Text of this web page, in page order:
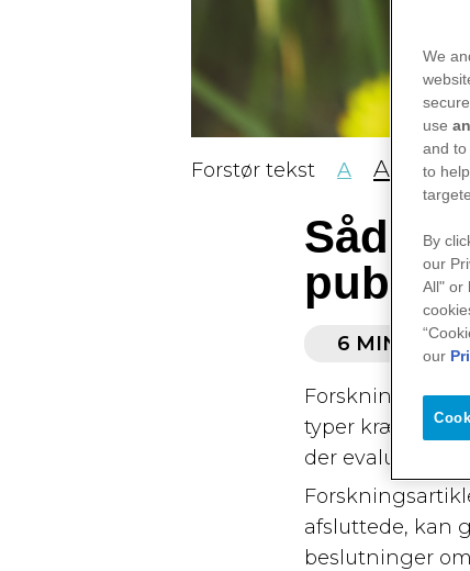
Forstør tekst A A A
Sådan
6 MIN. LÆS
typer
der evaluerer
afsluttede, kan
beslutninger
We
use
and to
to
By
our
All" or
our